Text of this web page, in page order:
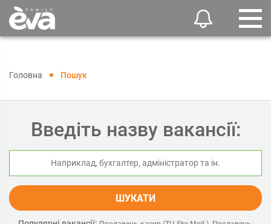
Головна Пошук
Введіть назву вакансії:
ШУКАТИ